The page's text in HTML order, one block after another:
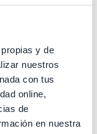
y de
nuestros
con tus
online,
de
en nuestra